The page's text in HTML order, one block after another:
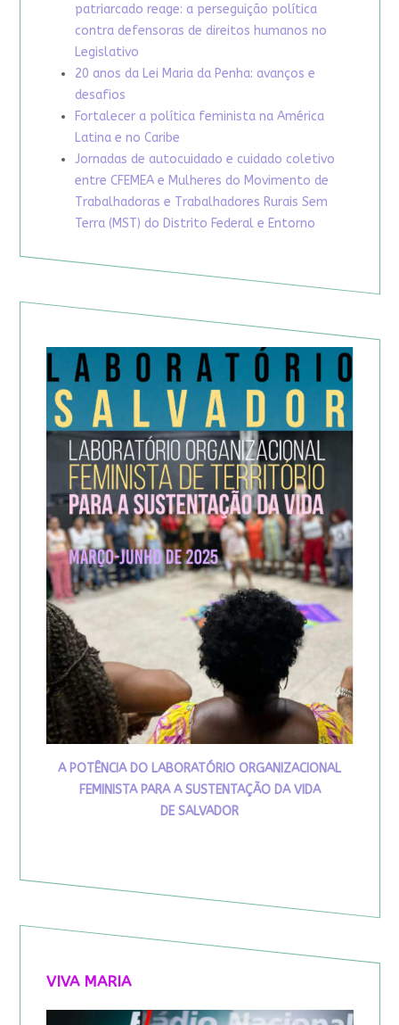
patriarcado reage: a perseguição política
contra defensoras de direitos humanos no
Legislativo
20 anos da Lei Maria da Penha: avanços e
desafios
Fortalecer a política feminista na América
Latina e no Caribe
Jornadas de autocuidado e cuidado coletivo
entre CFEMEA e Mulheres do Movimento de
Trabalhadoras e Trabalhadores Rurais Sem
Terra (MST) do Distrito Federal e Entorno
A POTÊNCIA DO LABORATÓRIO ORGANIZACIONAL
FEMINISTA PARA A SUSTENTAÇÃO DA VIDA
DE SALVADOR
VIVA MARIA